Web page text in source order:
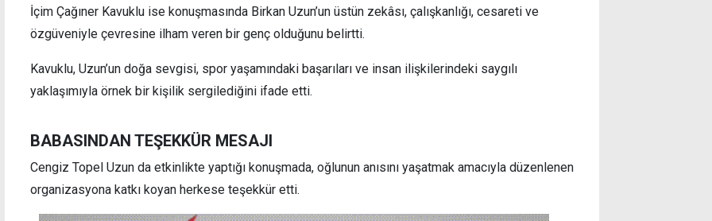
İçim Çağıner Kavuklu ise konuşmasında Birkan Uzun’un üstün zekâsı, çalışkanlığı, cesareti ve
özgüveniyle çevresine ilham veren bir genç olduğunu belirtti.
Kavuklu, Uzun’un doğa sevgisi, spor yaşamındaki başarıları ve insan ilişkilerindeki saygılı
yaklaşımıyla örnek bir kişilik sergilediğini ifade etti.
BABASINDAN TEŞEKKÜR MESAJI
Cengiz Topel Uzun da etkinlikte yaptığı konuşmada, oğlunun anısını yaşatmak amacıyla düzenlenen
organizasyona katkı koyan herkese teşekkür etti.